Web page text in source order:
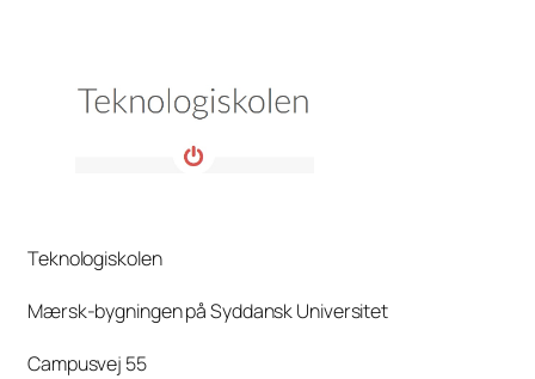
Teknologiskolen
Mærsk-bygningen på Syddansk Universitet
Campusvej 55